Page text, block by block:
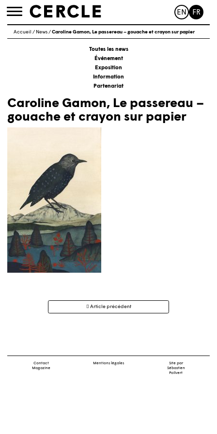
Toggle
EN FR
Accueil / News/Caroline Gamon, Le passereau – gouache et crayon sur papier
Toutes les news
Événement
Exposition
Information
Partenariat
Caroline Gamon, Le passereau –
gouache et crayon sur papier
Navigation
Article précédent
Contact
Magazine
Mentions légales
Site par
Sébastien
Poilvert